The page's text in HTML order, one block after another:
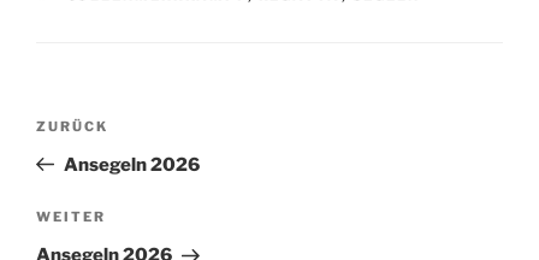
Beitragsnavigation
Vorheriger
Beitrag
ZURÜCK
Ansegeln 2026
Nächster
Beitrag
WEITER
Ansegeln 2026